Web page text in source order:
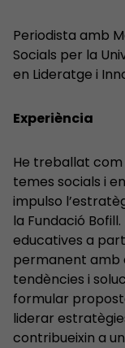
Periodista amb
Socials per la
en Lideratge i
Experiència
He treballat
temes socials i
impulso
la Fundació
educatives a
permanent amb
tendències i
formular
liderar
contribueixin a